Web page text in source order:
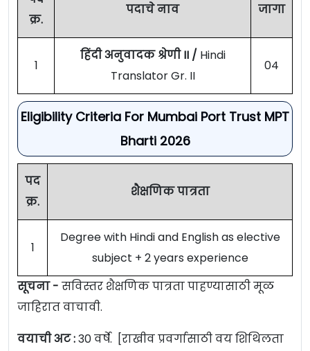
क्र.
पदाचे नाव जागा
1
हिंदी अनुवादक श्रेणी II / Hindi
Translator Gr. II
04
Eligibility Criteria For Mumbai Port Trust MPT
Bharti 2026
पद
क्र.
शैक्षणिक पात्रता
1
Degree with Hindi and English as elective
subject + 2 years experience
सूचना - सविस्तर शैक्षणिक पात्रता पाहण्यासाठी मूळ
जाहिरात वाचावी.
वयाची अट :30 वर्षे. [राखीव प्रवर्गासाठी वय शिथिलता